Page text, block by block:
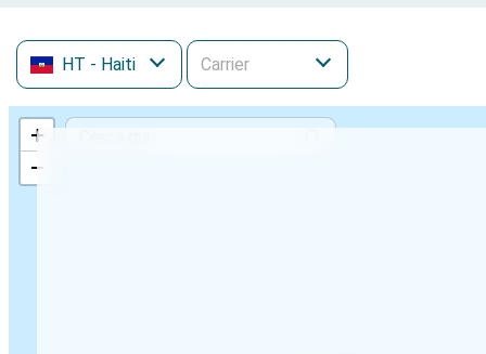
HT - Haiti
+
−